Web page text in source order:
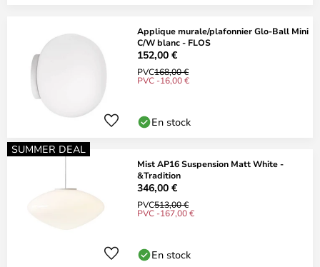
Applique murale/plafonnier Glo-Ball Mini
C/W blanc - FLOS
152,00 €
PVC168,00 €
PVC -16,00 €
En stock
SUMMER DEAL
Mist AP16 Suspension Matt White -
&Tradition
346,00 €
PVC513,00 €
PVC -167,00 €
En stock